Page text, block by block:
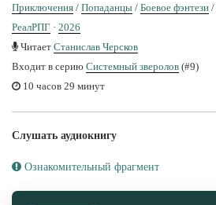
Приключения / Попаданцы / Боевое фэнтези /
РеалРПГ · 2026
Читает Станислав Черсков
Входит в серию Системный зверолов (#9)
10 часов 29 минут
Слушать аудиокнигу
Ознакомительный фрагмент